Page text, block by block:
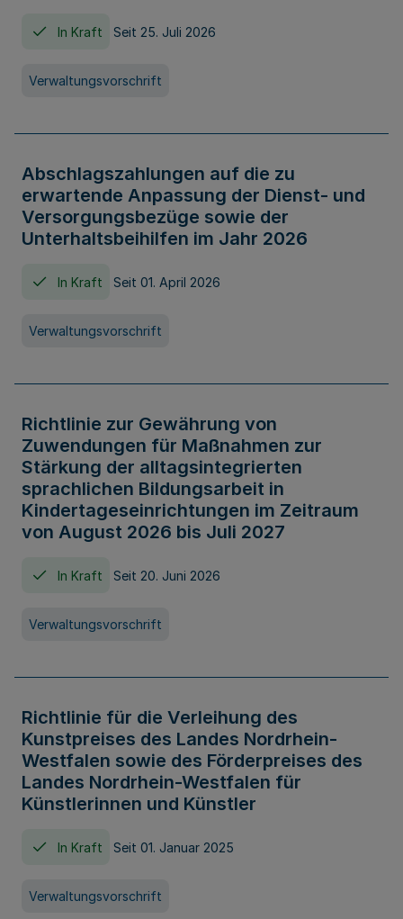
In Kraft Seit 25. Juli 2026
Verwaltungsvorschrift
Abschlagszahlungen auf die zu
erwartende Anpassung der Dienst- und
Versorgungsbezüge sowie der
Unterhaltsbeihilfen im Jahr 2026
In Kraft Seit 01. April 2026
Verwaltungsvorschrift
Richtlinie zur Gewährung von
Zuwendungen für Maßnahmen zur
Stärkung der alltagsintegrierten
sprachlichen Bildungsarbeit in
Kindertageseinrichtungen im Zeitraum
von August 2026 bis Juli 2027
In Kraft Seit 20. Juni 2026
Verwaltungsvorschrift
Richtlinie für die Verleihung des
Kunstpreises des Landes Nordrhein-
Westfalen sowie des Förderpreises des
Landes Nordrhein-Westfalen für
Künstlerinnen und Künstler
In Kraft Seit 01. Januar 2025
Verwaltungsvorschrift